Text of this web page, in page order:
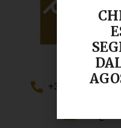
+39 0932 244